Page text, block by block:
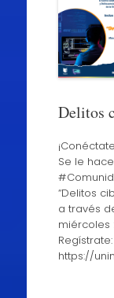
Delitos
Se le
“Delitos
a través
miércoles
Regístrate:
https://